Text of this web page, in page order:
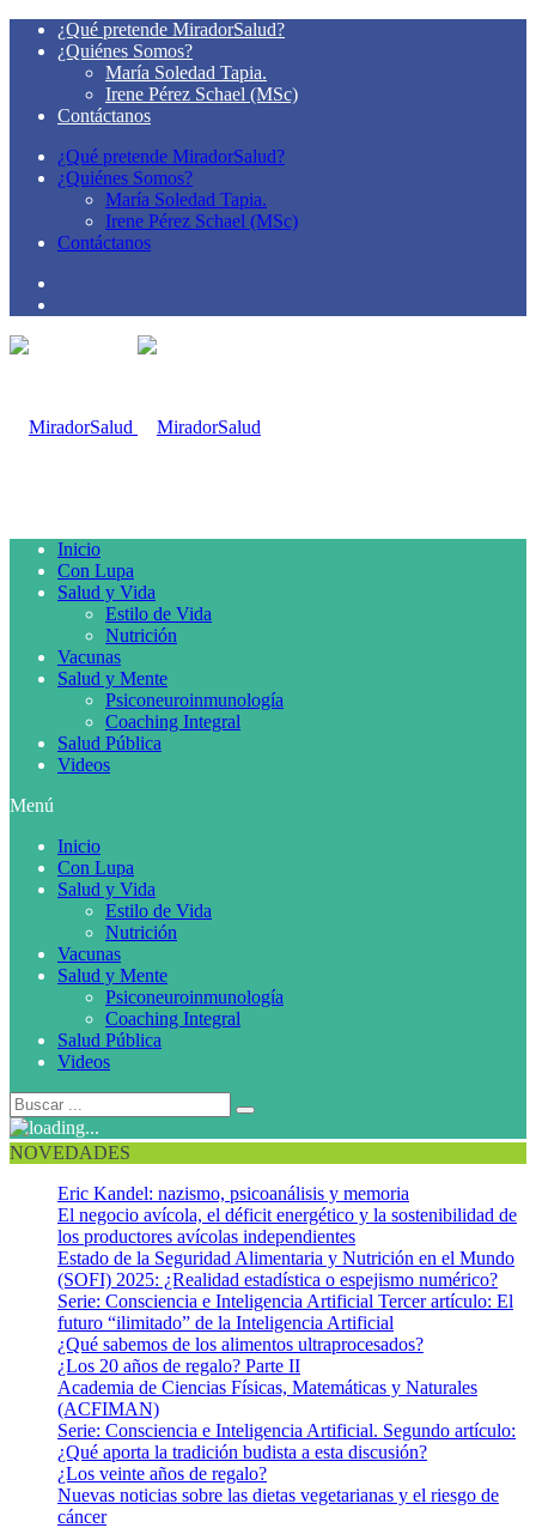
¿Qué pretende MiradorSalud?
¿Quiénes Somos?
María Soledad Tapia.
Irene Pérez Schael (MSc)
Contáctanos
¿Qué pretende MiradorSalud?
¿Quiénes Somos?
María Soledad Tapia.
Irene Pérez Schael (MSc)
Contáctanos
Inicio
Con Lupa
Salud y Vida
Estilo de Vida
Nutrición
Vacunas
Salud y Mente
Psiconeuroinmunología
Coaching Integral
Salud Pública
Videos
Menú
Inicio
Con Lupa
Salud y Vida
Estilo de Vida
Nutrición
Vacunas
Salud y Mente
Psiconeuroinmunología
Coaching Integral
Salud Pública
Videos
NOVEDADES
Eric Kandel: nazismo, psicoanálisis y memoria
El negocio avícola, el déficit energético y la sostenibilidad de
los productores avícolas independientes
Estado de la Seguridad Alimentaria y Nutrición en el Mundo
(SOFI) 2025: ¿Realidad estadística o espejismo numérico?
Serie: Consciencia e Inteligencia Artificial Tercer artículo: El
futuro “ilimitado” de la Inteligencia Artificial
¿Qué sabemos de los alimentos ultraprocesados?
¿Los 20 años de regalo? Parte II
Academia de Ciencias Físicas, Matemáticas y Naturales
(ACFIMAN)
Serie: Consciencia e Inteligencia Artificial. Segundo artículo:
¿Qué aporta la tradición budista a esta discusión?
¿Los veinte años de regalo?
Nuevas noticias sobre las dietas vegetarianas y el riesgo de
cáncer